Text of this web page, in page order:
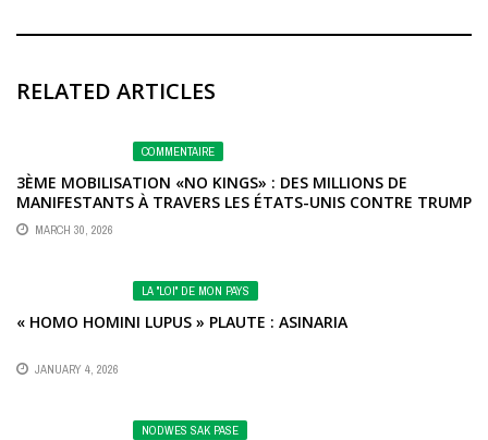
RELATED ARTICLES
COMMENTAIRE
3ÈME MOBILISATION «NO KINGS» : DES MILLIONS DE
MANIFESTANTS À TRAVERS LES ÉTATS-UNIS CONTRE TRUMP
MARCH 30, 2026
LA "LOI" DE MON PAYS
« HOMO HOMINI LUPUS » PLAUTE : ASINARIA
JANUARY 4, 2026
NODWES SAK PASE